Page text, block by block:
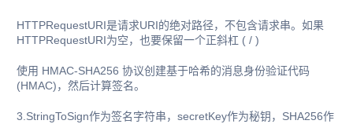
HTTPRequestURI是请求URI的绝对路径，不包含请求串。如果
HTTPRequestURI为空，也要保留一个正斜杠 ( / )
使用 HMAC-SHA256 协议创建基于哈希的消息身份验证代码
(HMAC)，然后计算签名。
3.StringToSign作为签名字符串，secretKey作为秘钥，SHA256作